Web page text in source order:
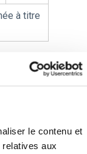
le contenu et
aux
à titre